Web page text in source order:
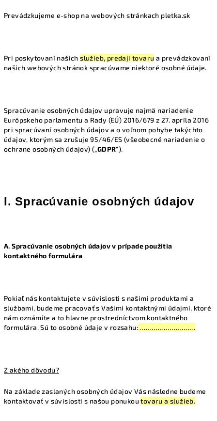
Prevádzkujeme e-shop na webových stránkach pletka.sk
Pri poskytovaní našichslužieb, predaji tovaru a prevádzkovaní
našich webových stránok spracúvame niektoré osobné údaje.
Spracúvanie osobných údajov upravuje najmä nariadenie
Európskeho parlamentu a Rady (EÚ) 2016/679 z 27. apríla 2016
pri spracúvaní osobných údajov a o voľnom pohybe takýchto
údajov, ktorým sa zrušuje 95/46/ES (všeobecné nariadenie o
ochrane osobných údajov) („GDPR“).
I. Spracúvanie osobných údajov
A. Spracúvanie osobných údajov v prípade použitia
kontaktného formulára
Pokiaľ nás kontaktujete v súvislosti s našimi produktami a
službami, budeme pracovať s Vašimi kontaktnými údajmi, ktoré
nám oznámite a to hlavne prostredníctvom kontaktného
formulára. Sú to osobné údaje v rozsahu: ……………………….
Z akého dôvodu?
Na základe zaslaných osobných údajov Vás následne budeme
kontaktovať v súvislosti s našou ponukoutovaru a služieb.